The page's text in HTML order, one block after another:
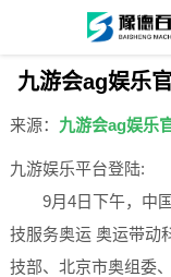
九游会ag娱乐
来源： 九游会ag娱乐
九游娱乐平台登陆:
9月4日下午，中国
技服务奥运 奥运带动
技部、北京市奥组委